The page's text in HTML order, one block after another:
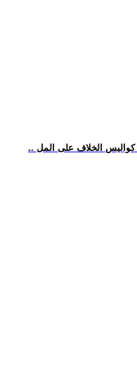
الخلاف على المل